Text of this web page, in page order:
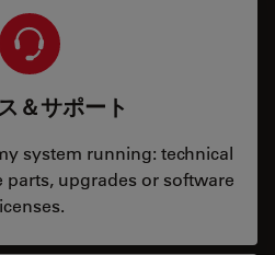
＆サポート
system running: technical
parts, upgrades or software